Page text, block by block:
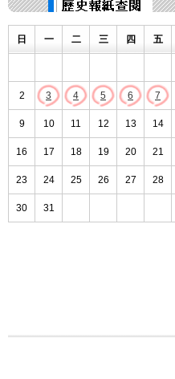
日 一 二 三 四 五
2 3 4 5 6 7
9 10 11 12 13 14
16 17 18 19 20 21
23 24 25 26 27 28
30 31